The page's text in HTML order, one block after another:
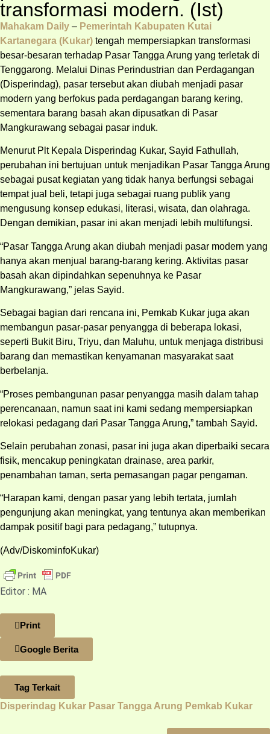
transformasi modern. (Ist)
Mahakam Daily – Pemerintah Kabupaten Kutai
Kartanegara (Kukar) tengah mempersiapkan transformasi
besar-besaran terhadap Pasar Tangga Arung yang terletak di
Tenggarong. Melalui Dinas Perindustrian dan Perdagangan
(Disperindag), pasar tersebut akan diubah menjadi pasar
modern yang berfokus pada perdagangan barang kering,
sementara barang basah akan dipusatkan di Pasar
Mangkurawang sebagai pasar induk.
Menurut Plt Kepala Disperindag Kukar, Sayid Fathullah,
perubahan ini bertujuan untuk menjadikan Pasar Tangga Arung
sebagai pusat kegiatan yang tidak hanya berfungsi sebagai
tempat jual beli, tetapi juga sebagai ruang publik yang
mengusung konsep edukasi, literasi, wisata, dan olahraga.
Dengan demikian, pasar ini akan menjadi lebih multifungsi.
“Pasar Tangga Arung akan diubah menjadi pasar modern yang
hanya akan menjual barang-barang kering. Aktivitas pasar
basah akan dipindahkan sepenuhnya ke Pasar
Mangkurawang,” jelas Sayid.
Sebagai bagian dari rencana ini, Pemkab Kukar juga akan
membangun pasar-pasar penyangga di beberapa lokasi,
seperti Bukit Biru, Triyu, dan Maluhu, untuk menjaga distribusi
barang dan memastikan kenyamanan masyarakat saat
berbelanja.
“Proses pembangunan pasar penyangga masih dalam tahap
perencanaan, namun saat ini kami sedang mempersiapkan
relokasi pedagang dari Pasar Tangga Arung,” tambah Sayid.
Selain perubahan zonasi, pasar ini juga akan diperbaiki secara
fisik, mencakup peningkatan drainase, area parkir,
penambahan taman, serta pemasangan pagar pengaman.
“Harapan kami, dengan pasar yang lebih tertata, jumlah
pengunjung akan meningkat, yang tentunya akan memberikan
dampak positif bagi para pedagang,” tutupnya.
(Adv/DiskominfoKukar)
Editor : MA
Print
Google Berita
Tag Terkait
Disperindag Kukar Pasar Tangga Arung Pemkab Kukar